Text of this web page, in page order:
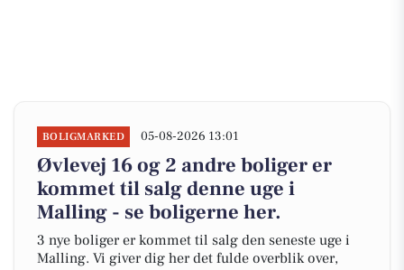
BOLIGMARKED 05-08-2026 13:01
Øvlevej 16 og 2 andre boliger er
kommet til salg denne uge i
Malling - se boligerne her.
3 nye boliger er kommet til salg den seneste uge i
Malling. Vi giver dig her det fulde overblik over,